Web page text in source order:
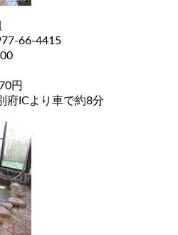
66-4415
円
府ICより車で約8分